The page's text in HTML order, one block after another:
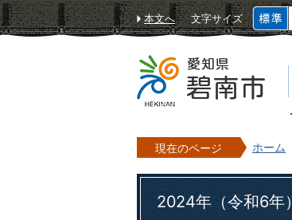
本文へ 文字サイズ
現在のページ ホーム
2024年（令和6年）